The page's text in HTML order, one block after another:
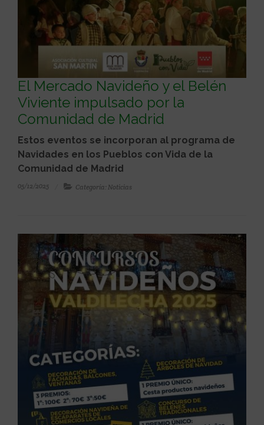
El Mercado Navideño y el Belén
Viviente impulsado por la
Comunidad de Madrid
Estos eventos se incorporan al programa de
Navidades en los Pueblos con Vida de la
Comunidad de Madrid
05/12/2025 Categoría: Noticias